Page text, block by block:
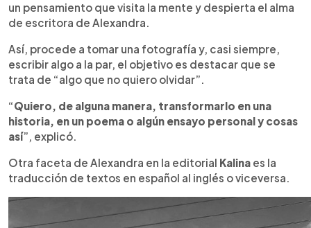
un pensamiento que visita la mente y despierta el alma
de escritora de Alexandra.
Así, procede a tomar una fotografía y, casi siempre,
escribir algo a la par, el objetivo es destacar que se
trata de “algo que no quiero olvidar”.
“Quiero, de alguna manera, transformarlo en una
historia, en un poema o algún ensayo personal y cosas
así”, explicó.
Otra faceta de Alexandra en la editorial Kalina es la
traducción de textos en español al inglés o viceversa.